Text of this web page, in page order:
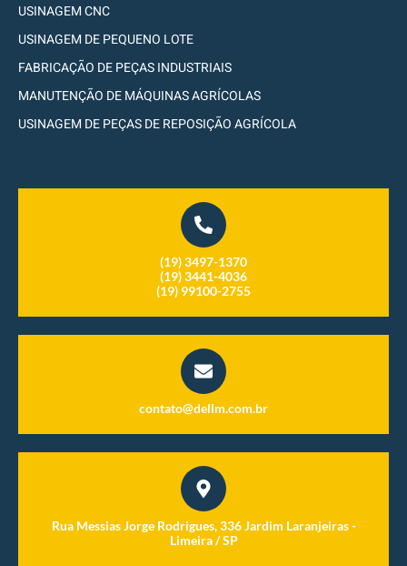
USINAGEM CNC
USINAGEM DE PEQUENO LOTE
FABRICAÇÃO DE PEÇAS INDUSTRIAIS
MANUTENÇÃO DE MÁQUINAS AGRÍCOLAS
USINAGEM DE PEÇAS DE REPOSIÇÃO AGRÍCOLA
(19) 3497-1370
(19) 3441-4036
(19) 99100-2755
contato@dellm.com.br
Rua Messias Jorge Rodrigues, 336 Jardim Laranjeiras -
Limeira / SP